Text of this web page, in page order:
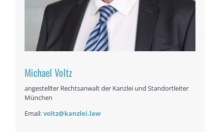
Michael Voltz
angestellter Rechtsanwalt der Kanzlei und Standortleiter
München
Email:voltz@kanzlei.law